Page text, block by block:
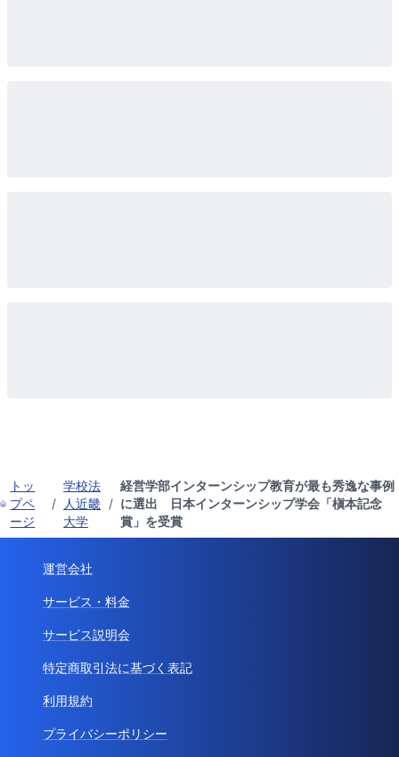
トッ
プペ
ージ
/
学校法
人近畿
大学
/
経営学部インターンシップ教育が最も秀逸な事例
に選出 日本インターンシップ学会「槇本記念
賞」を受賞
運営会社
サービス・料金
サービス説明会
特定商取引法に基づく表記
利用規約
プライバシーポリシー